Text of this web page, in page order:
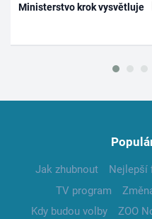
Ministerstvo krok vysvětluje
Jak zhubnout Nejlepší
TV program
Kdy budou volby
ZOO